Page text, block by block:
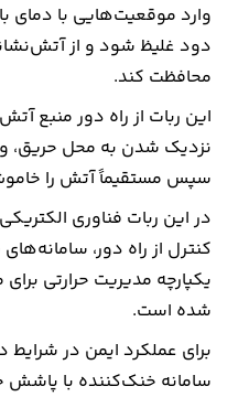
خودرو
عمومی
نوتیف
شناور
وارد موقعیت‌هایی با دمای
دود غلیظ شود و از
محافظت کند.
این ربات از راه دور منبع
نزدیک شدن به محل حریق،
سپس مستقیماً آتش را
در این ربات فناوری
کنترل از راه دور،
یکپارچه مدیریت حرارتی
شده است.
برای عملکرد ایمن در شرایط
سامانه خنک‌کننده با پاشش